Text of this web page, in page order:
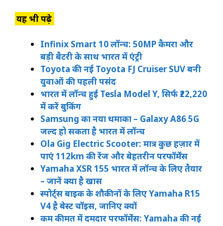
यह भी पढ़े
Infinix Smart 10 लॉन्च: 50MP कैमरा और
बड़ी बैटरी के साथ भारत में एंट्री
Toyota की नई Toyota FJ Cruiser SUV बनी
युवाओं की पहली पसंद
भारत में लॉन्च हुई Tesla Model Y, सिर्फ ₹22,220
में करें बुकिंग
Samsung का नया धमाका – Galaxy A86 5G
जल्द हो सकता है भारत में लॉन्च
Ola Gig Electric Scooter: मात्र कुछ हज़ार में
पाएं 112km की रेंज और बेहतरीन परफॉर्मेंस
Yamaha XSR 155 भारत में लॉन्च के लिए तैयार
– जानें क्या है खास
स्पोर्ट्स बाइक के शौकीनों के लिए Yamaha R15
V4 है बेस्ट चॉइस, जानिए क्यों
कम कीमत में दमदार परफॉर्मेंस: Yamaha की नई